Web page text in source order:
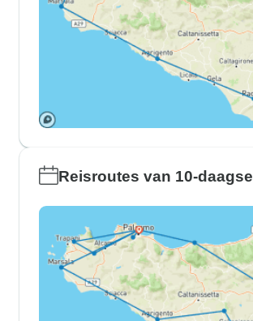
Reisroutes van 10-daagse